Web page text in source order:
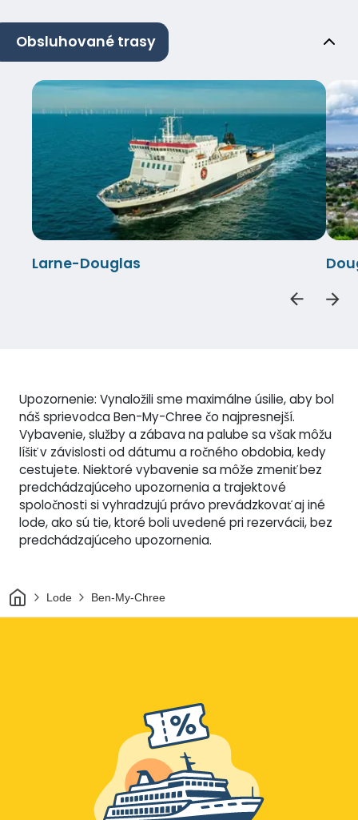
Obsluhované trasy
Larne-Douglas
Upozornenie: Vynaložili sme maximálne úsilie, aby bol
náš sprievodca Ben-My-Chree čo najpresnejší.
Vybavenie, služby a zábava na palube sa však môžu
líšiť v závislosti od dátumu a ročného obdobia, kedy
cestujete. Niektoré vybavenie sa môže zmeniť bez
predchádzajúceho upozornenia a trajektové
spoločnosti si vyhradzujú právo prevádzkovať aj iné
lode, ako sú tie, ktoré boli uvedené pri rezervácii, bez
predchádzajúceho upozornenia.
DomovLode Ben-My-Chree